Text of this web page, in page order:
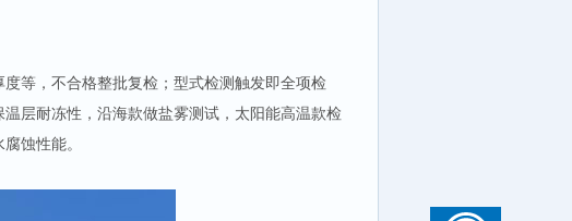
等，不合格整批复检；型式检测触发即全项检
层耐冻性，沿海款做盐雾测试，太阳能高温款检
蚀性能。